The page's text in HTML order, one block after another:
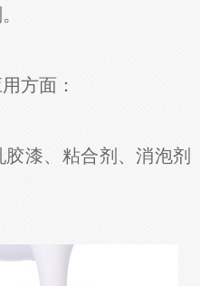
方面：
漆、粘合剂、消泡剂